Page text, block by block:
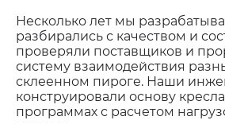
Несколько лет мы
разбирались с качеством и
проверяли поставщиков и
систему взаимодействия
склеенном пироге. Наши
конструировали основу
программах с расчетом